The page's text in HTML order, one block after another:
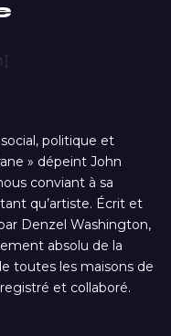
politique et
» dépeint John
conviant à sa
qu’artiste. Écrit et
Denzel Washington,
absolu de la
toutes les maisons de
et collaboré.